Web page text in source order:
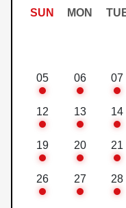
SUN MON
05 06 07
12 13 14
19 20 21
26 27 28